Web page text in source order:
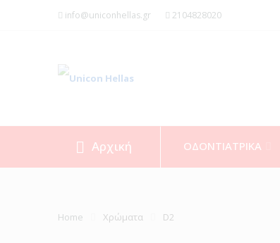
info@uniconhellas.gr 2104828020
Αρχική ΟΔΟΝΤΙΑΤΡΙΚΑ
Home Χρώματα D2